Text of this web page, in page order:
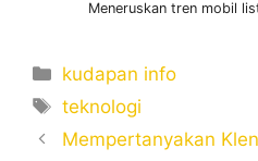
Meneruskan tren mobil
Categories
kudapan info
Tags
teknologi
Mempertanyakan